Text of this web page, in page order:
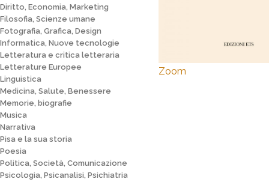
Diritto, Economia, Marketing
Filosofia, Scienze umane
Fotografia, Grafica, Design
Informatica, Nuove tecnologie
Letteratura e critica letteraria
Letterature Europee
Linguistica
Medicina, Salute, Benessere
Memorie, biografie
Musica
Narrativa
Pisa e la sua storia
Poesia
Politica, Società, Comunicazione
Psicologia, Psicanalisi, Psichiatria
Zoom